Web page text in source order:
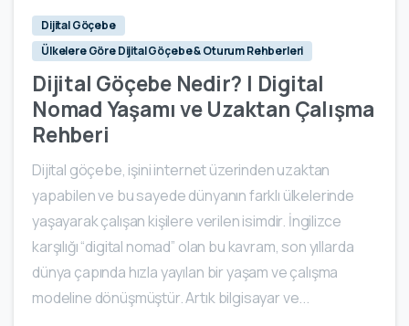
Dijital Göçebe
Ülkelere Göre Dijital Göçebe & Oturum Rehberleri
Dijital Göçebe Nedir? | Digital
Nomad Yaşamı ve Uzaktan Çalışma
Rehberi
Dijital göçebe, işini internet üzerinden uzaktan
yapabilen ve bu sayede dünyanın farklı ülkelerinde
yaşayarak çalışan kişilere verilen isimdir. İngilizce
karşılığı “digital nomad” olan bu kavram, son yıllarda
dünya çapında hızla yayılan bir yaşam ve çalışma
modeline dönüşmüştür. Artık bilgisayar ve...